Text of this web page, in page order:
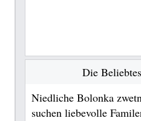
Die
Niedliche Bolonka
suchen liebevolle